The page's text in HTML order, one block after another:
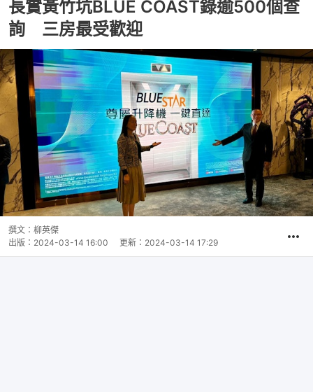
長實黃竹坑BLUE COAST錄逾500個查
詢 三房最受歡迎
撰文： 柳英傑
出版： 2024-03-14 16:00 更新： 2024-03-14 17:29